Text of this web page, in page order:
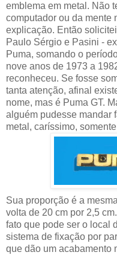
emblema em metal. Não
computador ou da mente
explicação. Então
Paulo Sérgio e Pasini -
Puma, somando o
nove anos de 1973 a
reconheceu. Se fosse
tanta atenção, afinal
nome, mas é Puma GT.
alguém pudesse mandar
metal, caríssimo,
Sua proporção é a
volta de 20 cm por 2,5
fato que pode ser o local
sistema de fixação por
que dão um acabamento